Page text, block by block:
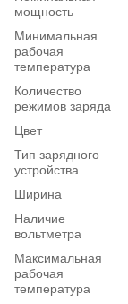
мощность
Минимальная
рабочая
температура
Количество
режимов заряда
Цвет
Тип зарядного
устройства
Ширина
Наличие
вольтметра
Максимальная
рабочая
температура